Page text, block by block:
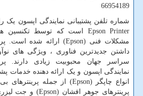
66954189
شماره تلفن پشتیبانی نمایندگی اپسون یک
Epson Printer است که توسط تکنسین
مشکلات فنی (Epson) ارائه شده است.
داشتن جدیدترین فناوری ، ویژگی های
سراسر جهان محبوبیت زیادی دارند.
نمایندگی اپسون و یک ارائه دهنده خدمات
انواع چاپگر (Epson) از جمله پرینترهای
پرینترهای جوهر افشان (Epson) و جت